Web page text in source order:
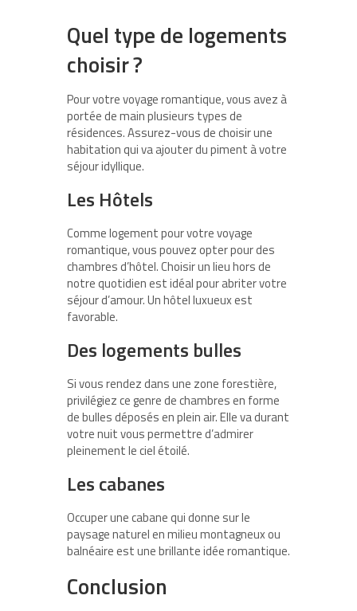
Quel type de logements
choisir ?
Pour votre voyage romantique, vous avez à
portée de main plusieurs types de
résidences. Assurez-vous de choisir une
habitation qui va ajouter du piment à votre
séjour idyllique.
Les Hôtels
Comme logement pour votre voyage
romantique, vous pouvez opter pour des
chambres d’hôtel. Choisir un lieu hors de
notre quotidien est idéal pour abriter votre
séjour d’amour. Un hôtel luxueux est
favorable.
Des logements bulles
Si vous rendez dans une zone forestière,
privilégiez ce genre de chambres en forme
de bulles déposés en plein air. Elle va durant
votre nuit vous permettre d’admirer
pleinement le ciel étoilé.
Les cabanes
Occuper une cabane qui donne sur le
paysage naturel en milieu montagneux ou
balnéaire est une brillante idée romantique.
Conclusion